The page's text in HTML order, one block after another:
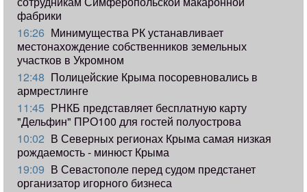
фабрики
16:26 Минимущества РК устанавливает
местонахождение собственников земельных
участков в Укромном
12:48 Полицейские Крыма посоревновались в
армрестлинге
11:45 РНКБ представляет бесплатную карту
"Дельфин" ПРО100 для гостей полуострова
10:02 В Северных регионах Крыма самая низкая
рождаемость - минюст Крыма
19:09 В Севастополе перед судом предстанет
организатор игорного бизнеса